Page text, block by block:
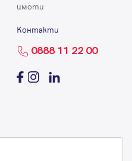
имоти
Контакти
0888 11 22 00